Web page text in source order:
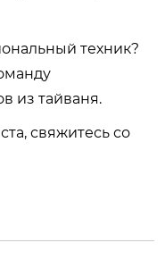
техник?
из тайваня.
свяжитесь со